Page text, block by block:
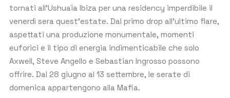
tornati all’Ushuaïa Ibiza per una residency imperdibile il
venerdì sera quest’estate. Dal primo drop all’ultimo flare,
aspettati una produzione monumentale, momenti
euforici e il tipo di energia indimenticabile che solo
Axwell, Steve Angello e Sebastian Ingrosso possono
offrire. Dal 28 giugno al 13 settembre, le serate di
domenica appartengono alla Mafia.
n
i
e
d
S
a
NUMERO DI PERSONE
10
La maggior parte dei tavoli ha un prezzo basato su